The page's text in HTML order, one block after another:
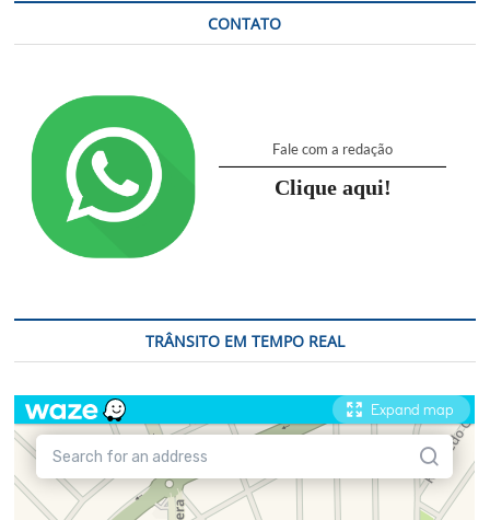
CONTATO
Fale com a redação
Clique aqui!
TRÂNSITO EM TEMPO REAL